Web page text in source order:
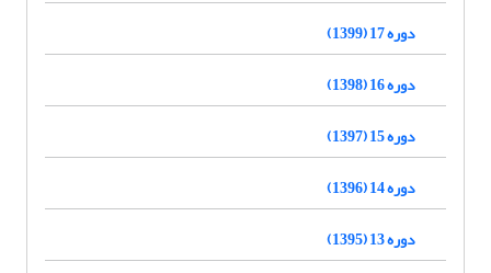
دوره 17 (1399)
دوره 16 (1398)
دوره 15 (1397)
دوره 14 (1396)
دوره 13 (1395)